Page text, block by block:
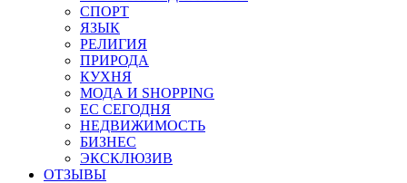
СПОРТ
ЯЗЫК
РЕЛИГИЯ
ПРИРОДА
КУХНЯ
МОДА И SHOPPING
ЕС СЕГОДНЯ
НЕДВИЖИМОСТЬ
БИЗНЕС
ЭКСКЛЮЗИВ
ОТЗЫВЫ